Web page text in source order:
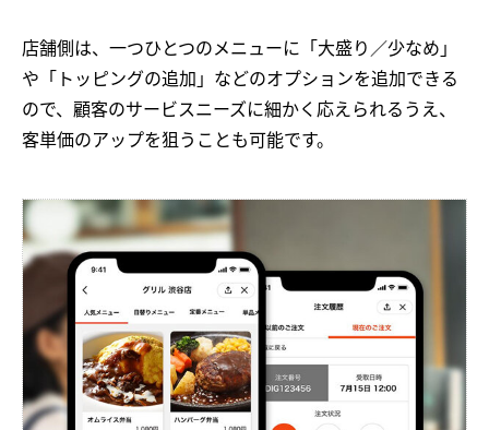
店舗側は、一つひとつのメニューに「大盛り／少なめ」
や「トッピングの追加」などのオプションを追加できる
ので、顧客のサービスニーズに細かく応えられるうえ、
客単価のアップを狙うことも可能です。